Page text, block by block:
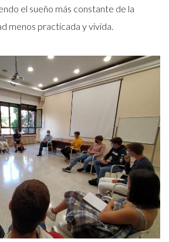
el sueño más constante de la
menos practicada y vivida.